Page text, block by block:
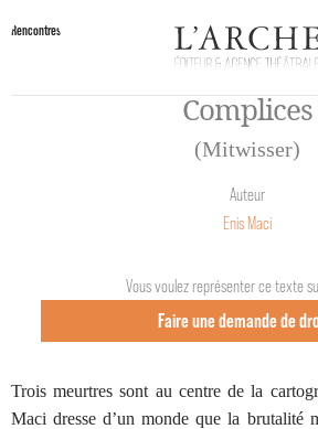
Rencontres
Complices
(Mitwisser)
Auteur
Enis Maci
Vous voulez représenter ce texte
Faire une demande de
Trois meurtres sont au centre de la
Maci dresse d’un monde que la brutalité